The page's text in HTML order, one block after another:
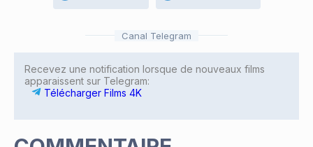
Canal Telegram
Recevez une notification lorsque de nouveaux films
apparaissent sur Telegram:
Télécharger Films 4K